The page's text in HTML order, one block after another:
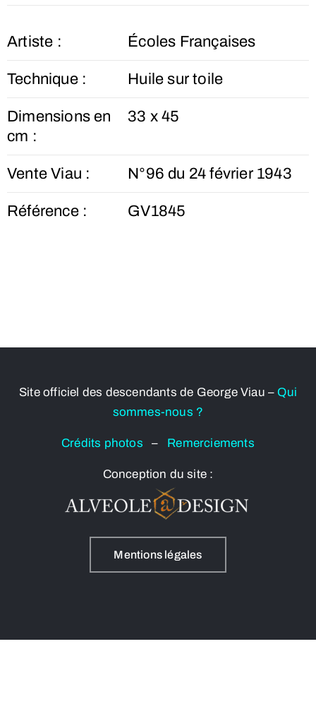
Artiste : Écoles Françaises
Technique : Huile sur toile
Dimensions en
cm :
33 x 45
Vente Viau : N°96 du 24 février 1943
Référence : GV1845
Site officiel des descendants de George Viau – Qui
sommes-nous ?
Crédits photos– Remerciements
Conception du site :
Mentions légales